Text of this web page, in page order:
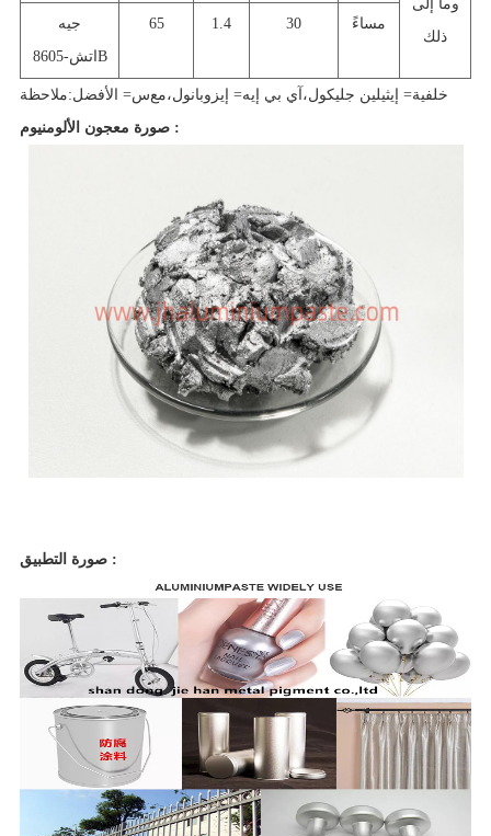
وما إلى
ذلك
جيه
اتش-8605B
65 1.4 30 مساءً
ملاحظة:س= الأفضلمع،آي بي إيه= إيزوبانول ،خلفية= إيثيلين جليكول
صورة معجون الألومنيوم :
صورة التطبيق :